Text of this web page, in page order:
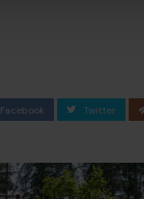
Facebook Twitter